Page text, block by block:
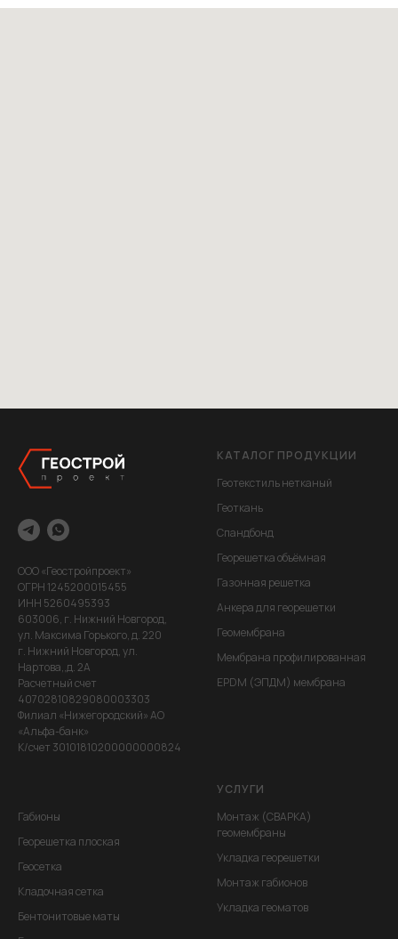
ООО «Геостройпроект»
ОГРН 1245200015455
ИНН 5260495393
603006, г. Нижний Новгород,
ул. Максима Горького, д. 220
г. Нижний Новгород, ул.
Нартова,,д. 2А
Расчетный счет
40702810829080003303
Филиал «Нижегородский» АО
«Альфа-банк»
К/счет 30101810200000000824
КАТАЛОГ ПРОДУКЦИИ
Геотекстиль нетканый
Геоткань
Спандбонд
Георешетка объёмная
Газонная решетка
Анкера для георешетки
Геомембрана
Мембрана профилированная
EPDM (ЭПДМ) мембрана
Габионы
Георешетка плоская
Геосетка
Кладочная сетка
Бентонитовые маты
УСЛУГИ
Монтаж (СВАРКА)
геомембраны
Укладка георешетки
Монтаж габионов
Укладка геоматов